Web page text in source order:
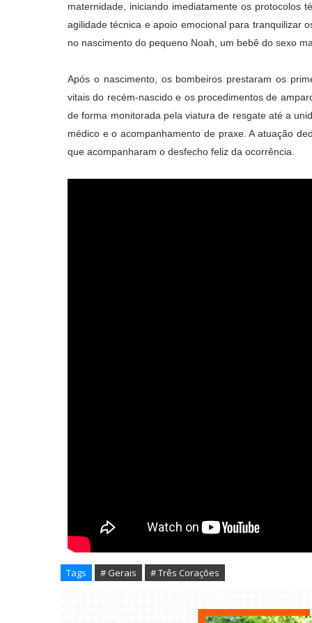
maternidade, iniciando imediatamente os protocolos
agilidade técnica e apoio emocional para tranquilizar
no nascimento do pequeno Noah, um bebê do sexo
Após o nascimento, os bombeiros prestaram os
vitais do recém-nascido e os procedimentos de
de forma monitorada pela viatura de resgate até a
médico e o acompanhamento de praxe. A atuação
que acompanharam o desfecho feliz da ocorrência.
Tags # Gerais # Três Corações